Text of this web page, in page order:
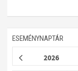
ESEMÉNYNAPTÁR
2026